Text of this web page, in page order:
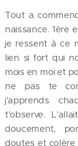
Tout a
naissance. 1ère
je ressent à ce
lien si fort qui
mois en moi et
ne pas te
j'apprends
t'observe.
doucement,
doutes et colère